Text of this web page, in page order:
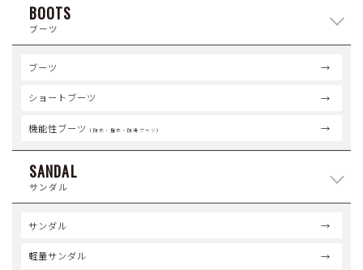
BOOTS
ブーツ
ブーツ
ショートブーツ
機能性ブーツ （防水・撥水・防滑ブーツ）
SANDAL
サンダル
サンダル
軽量サンダル